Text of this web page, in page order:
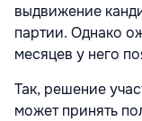
выдвижение
партии. Однако
месяцев у него
Так, решение
может принять